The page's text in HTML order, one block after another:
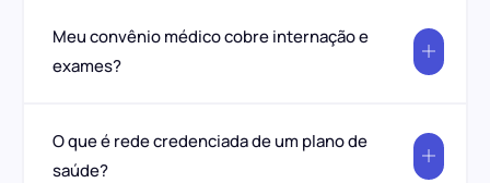
Meu convênio médico cobre internação e
exames?
O que é rede credenciada de um plano de
saúde?